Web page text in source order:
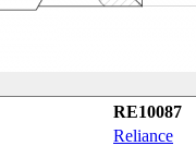
RE10087
Reliance